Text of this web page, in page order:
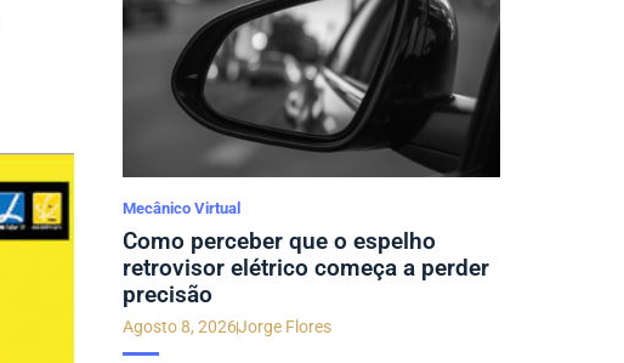
Mecânico Virtual
Como perceber que o espelho
retrovisor elétrico começa a perder
precisão
Agosto 8, 2026Jorge Flores